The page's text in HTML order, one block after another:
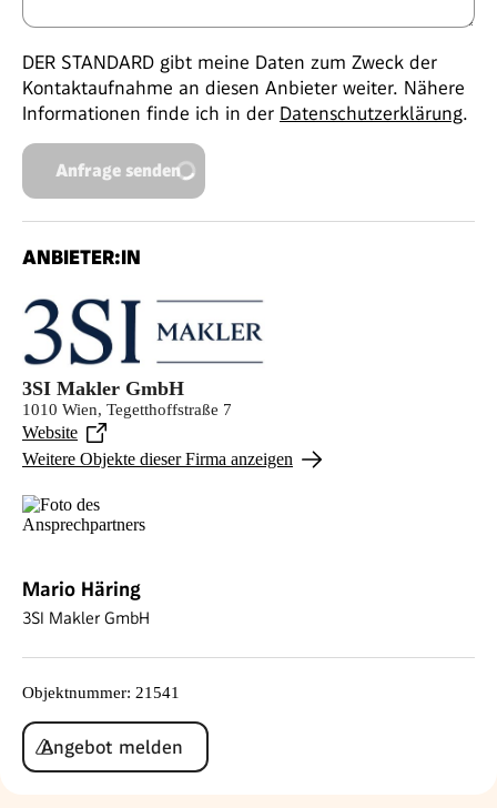
DER STANDARD gibt meine Daten zum Zweck der
Kontaktaufnahme an diesen Anbieter weiter. Nähere
Informationen finde ich in der Datenschutzerklärung.
Anfrage senden
ANBIETER:IN
3SI Makler GmbH
1010 Wien, Tegetthoffstraße 7
Website
Weitere Objekte dieser Firma anzeigen
Mario Häring
3SI Makler GmbH
Objektnummer: 21541
Angebot melden